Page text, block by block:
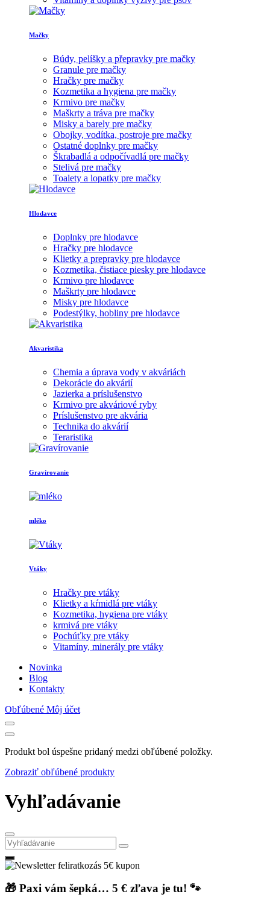
Mačky
Búdy, pelíšky a přepravky pre mačky
Granule pre mačky
Hračky pre mačky
Kozmetika a hygiena pre mačky
Krmivo pre mačky
Maškrty a tráva pre mačky
Misky a barely pre mačky
Obojky, vodítka, postroje pre mačky
Ostatné doplnky pre mačky
Škrabadlá a odpočívadlá pre mačky
Stelivá pre mačky
Toalety a lopatky pre mačky
Hlodavce
Doplnky pre hlodavce
Hračky pre hlodavce
Klietky a prepravky pre hlodavce
Kozmetika, čistiace piesky pre hlodavce
Krmivo pre hlodavce
Maškrty pre hlodavce
Misky pre hlodavce
Podestýlky, hobliny pre hlodavce
Akvaristika
Chemia a úprava vody v akváriách
Dekorácie do akvárií
Jazierka a príslušenstvo
Krmivo pre akváriové ryby
Príslušenstvo pre akvária
Technika do akvárií
Teraristika
Gravírovanie
mléko
Vtáky
Hračky pre vtáky
Klietky a kŕmidlá pre vtáky
Kozmetika, hygiena pre vtáky
krmivá pre vtáky
Pochúťky pre vtáky
Vitamíny, minerály pre vtáky
Novinka
Blog
Kontakty
Obľúbené Môj účet
Produkt bol úspešne pridaný medzi obľúbené položky.
Zobraziť obľúbené produkty
Vyhľadávanie
🎁 Paxi vám šepká… 5 € zľava je tu! 🐾